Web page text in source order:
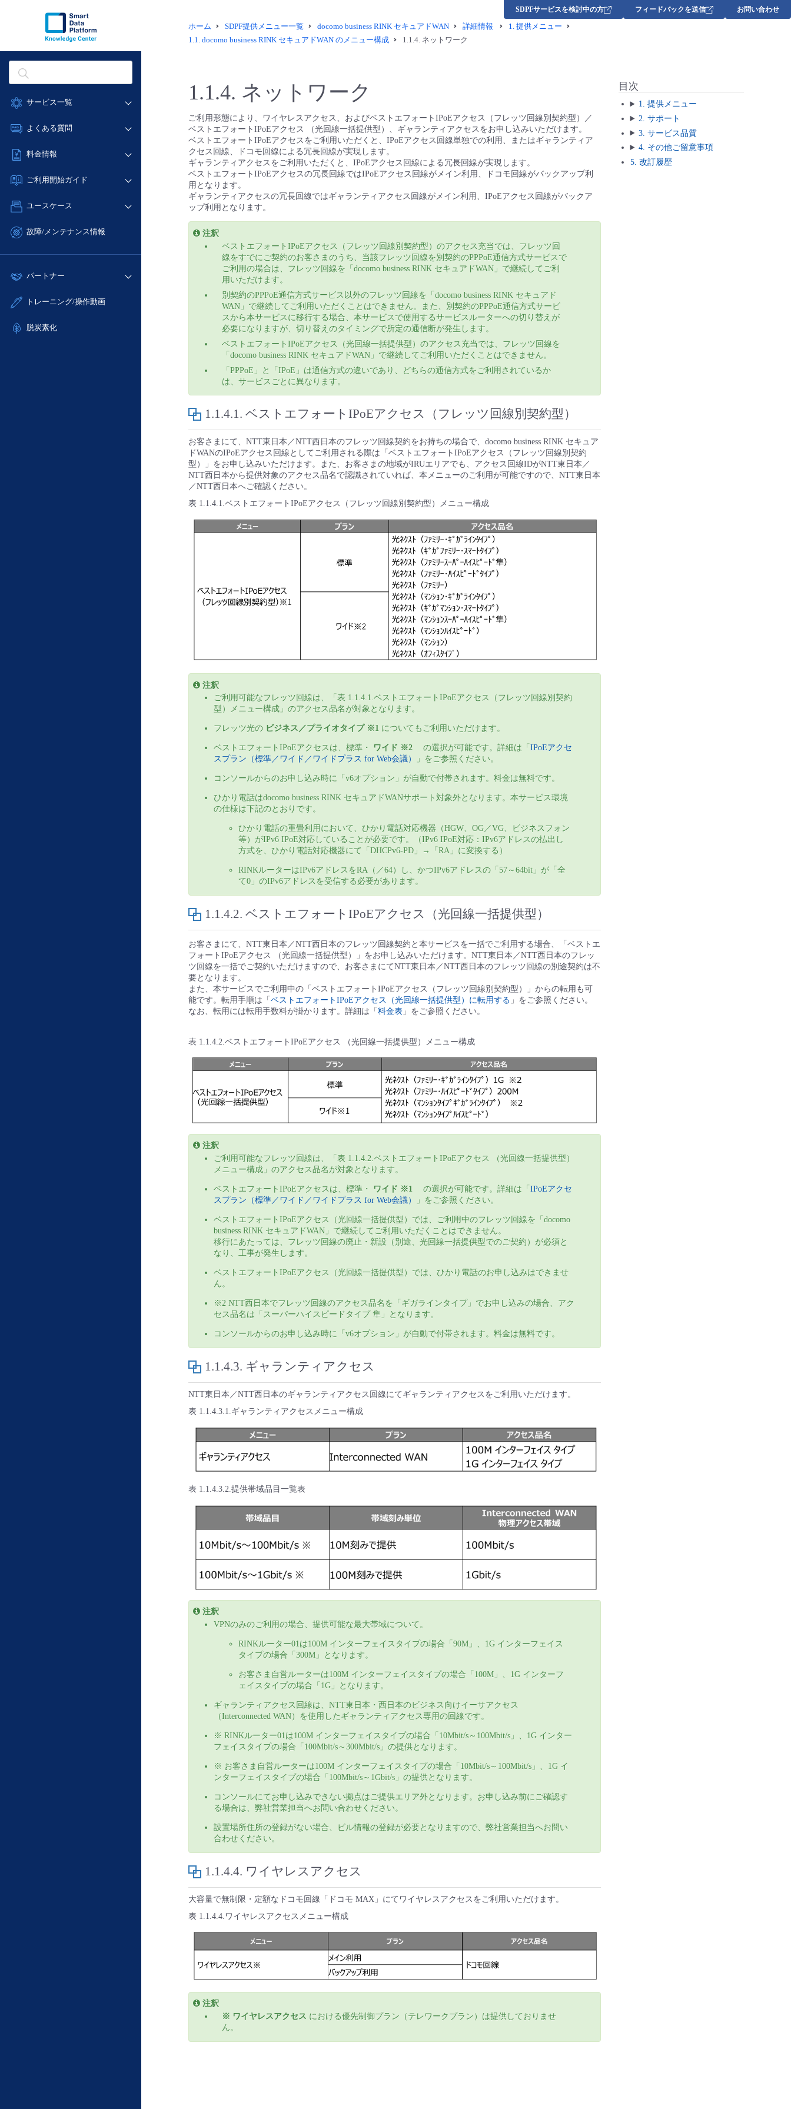
サービス一覧
データ利活用
ネットワーク
IoT
サポート
管理機能
よくある質問
データ利活用
ネットワーク
IoT
サポート
管理機能
すべてのメニューを見る
料金情報
料金シミュレーター
クラウド/サーバー
ネットワーク
サポート
すべてのメニューを見る
ご利用開始ガイド
■ 管理機能
- 初期設定・確認
- ユーザー機能の管理
- APIリファレンス
ユースケース
- バックアップ
- IoT
- ITインフラストラクチャー
故障/メンテナンス情報
サービス稼働状況
故障/メンテナンス履歴
定期メンテナンス
パートナー
販売パートナー向けプログラム
トレーニング/操作動画
脱炭素化
SDPFサービスを検討中の方 フィードバックを送信 お問い合わせ
ホーム SDPF提供メニュー一覧 docomo business RINK セキュアドWAN 詳細情報 1. 提供メニュー
1.1. docomo business RINK セキュアドWAN のメニュー構成 1.1.4. ネットワーク
1.1.4. ネットワーク
ご利用形態により、ワイヤレスアクセス、およびベストエフォートIPoEアクセス（フレッツ回線別契約型）／
ベストエフォートIPoEアクセス （光回線一括提供型）、ギャランティアクセスをお申し込みいただけます。
ベストエフォートIPoEアクセスをご利用いただくと、IPoEアクセス回線単独での利用、またはギャランティア
クセス回線、ドコモ回線による冗長回線が実現します。
ギャランティアクセスをご利用いただくと、IPoEアクセス回線による冗長回線が実現します。
ベストエフォートIPoEアクセスの冗長回線ではIPoEアクセス回線がメイン利用、ドコモ回線がバックアップ利
用となります。
ギャランティアクセスの冗長回線ではギャランティアクセス回線がメイン利用、IPoEアクセス回線がバックア
ップ利用となります。
注釈
ベストエフォートIPoEアクセス（フレッツ回線別契約型）のアクセス充当では、フレッツ回
線をすでにご契約のお客さまのうち、当該フレッツ回線を別契約のPPPoE通信方式サービスで
ご利用の場合は、フレッツ回線を「docomo business RINK セキュアドWAN」で継続してご利
用いただけます。
別契約のPPPoE通信方式サービス以外のフレッツ回線を「docomo business RINK セキュアド
WAN」で継続してご利用いただくことはできません。また、別契約のPPPoE通信方式サービ
スから本サービスに移行する場合、本サービスで使用するサービスルーターへの切り替えが
必要になりますが、切り替えのタイミングで所定の通信断が発生します。
ベストエフォートIPoEアクセス（光回線一括提供型）のアクセス充当では、フレッツ回線を
「docomo business RINK セキュアドWAN」で継続してご利用いただくことはできません。
「PPPoE」と「IPoE」は通信方式の違いであり、どちらの通信方式をご利用されているか
は、サービスごとに異なります。
1.1.4.1. ベストエフォートIPoEアクセス（フレッツ回線別契約型）
お客さまにて、NTT東日本／NTT西日本のフレッツ回線契約をお持ちの場合で、docomo business RINK セキュア
ドWANのIPoEアクセス回線としてご利用される際は「ベストエフォートIPoEアクセス（フレッツ回線別契約
型）」をお申し込みいただけます。また、お客さまの地域がIRUエリアでも、アクセス回線IDがNTT東日本／
NTT西日本から提供対象のアクセス品名で認識されていれば、本メニューのご利用が可能ですので、NTT東日本
／NTT西日本へご確認ください。
表 1.1.4.1.ベストエフォートIPoEアクセス（フレッツ回線別契約型）メニュー構成
注釈
ご利用可能なフレッツ回線は、「表 1.1.4.1.ベストエフォートIPoEアクセス（フレッツ回線別契約
型）メニュー構成」のアクセス品名が対象となります。
フレッツ光の ビジネス／プライオタイプ ※1 についてもご利用いただけます。
ベストエフォートIPoEアクセスは、標準・ ワイド ※2 の選択が可能です。詳細は「 IPoEアクセ
スプラン（標準／ワイド／ワイドプラス for Web会議）
」をご参照ください。
コンソールからのお申し込み時に「v6オプション」が自動で付帯されます。料金は無料です。
ひかり電話はdocomo business RINK セキュアドWANサポート対象外となります。本サービス環境
の仕様は下記のとおりです。
ひかり電話の重畳利用において、ひかり電話対応機器（HGW、OG／VG、ビジネスフォン
等）がIPv6 IPoE対応していることが必要です。（IPv6 IPoE対応：IPv6アドレスの払出し
方式を、ひかり電話対応機器にて「DHCPv6-PD」→「RA」に変換する）
RINKルーターはIPv6アドレスをRA（／64）し、かつIPv6アドレスの「57～64bit」が「全
て0」のIPv6アドレスを受信する必要があります。
1.1.4.2. ベストエフォートIPoEアクセス（光回線一括提供型）
お客さまにて、NTT東日本／NTT西日本のフレッツ回線契約と本サービスを一括でご利用する場合、「ベストエ
フォートIPoEアクセス （光回線一括提供型）」をお申し込みいただけます。NTT東日本／NTT西日本のフレッ
ツ回線を一括でご契約いただけますので、お客さまにてNTT東日本／NTT西日本のフレッツ回線の別途契約は不
要となります。
また、本サービスでご利用中の「ベストエフォートIPoEアクセス（フレッツ回線別契約型）」からの転用も可
能です。転用手順は「 ベストエフォートIPoEアクセス（光回線一括提供型）に転用する 」をご参照ください。
なお、転用には転用手数料が掛かります。詳細は「 料金表 」をご参照ください。
表 1.1.4.2.ベストエフォートIPoEアクセス （光回線一括提供型）メニュー構成
注釈
ご利用可能なフレッツ回線は、「表 1.1.4.2.ベストエフォートIPoEアクセス （光回線一括提供型）
メニュー構成」のアクセス品名が対象となります。
ベストエフォートIPoEアクセスは、標準・ ワイド ※1 の選択が可能です。詳細は「 IPoEアクセ
スプラン（標準／ワイド／ワイドプラス for Web会議）
」をご参照ください。
ベストエフォートIPoEアクセス（光回線一括提供型）では、ご利用中のフレッツ回線を「docomo
business RINK セキュアドWAN」で継続してご利用いただくことはできません。
移行にあたっては、フレッツ回線の廃止・新設（別途、光回線一括提供型でのご契約）が必須と
なり、工事が発生します。
ベストエフォートIPoEアクセス（光回線一括提供型）では、ひかり電話のお申し込みはできませ
ん。
※2 NTT西日本でフレッツ回線のアクセス品名を「ギガラインタイプ」でお申し込みの場合、アク
セス品名は「スーパーハイスピードタイプ 隼」となります。
コンソールからのお申し込み時に「v6オプション」が自動で付帯されます。料金は無料です。
1.1.4.3. ギャランティアクセス
NTT東日本／NTT西日本のギャランティアクセス回線にてギャランティアクセスをご利用いただけます。
表 1.1.4.3.1.ギャランティアクセスメニュー構成
表 1.1.4.3.2.提供帯域品目一覧表
注釈
VPNのみのご利用の場合、提供可能な最大帯域について。
RINKルーター01は100M インターフェイスタイプの場合「90M」、1G インターフェイス
タイプの場合「300M」となります。
お客さま自営ルーターは100M インターフェイスタイプの場合「100M」、1G インターフ
ェイスタイプの場合「1G」となります。
ギャランティアクセス回線は、NTT東日本・西日本のビジネス向けイーサアクセス
（Interconnected WAN）を使用したギャランティアクセス専用の回線です。
※ RINKルーター01は100M インターフェイスタイプの場合「10Mbit/s～100Mbit/s」、1G インター
フェイスタイプの場合「100Mbit/s～300Mbit/s」の提供となります。
※ お客さま自営ルーターは100M インターフェイスタイプの場合「10Mbit/s～100Mbit/s」、1G イ
ンターフェイスタイプの場合「100Mbit/s～1Gbit/s」の提供となります。
コンソールにてお申し込みできない拠点はご提供エリア外となります。お申し込み前にご確認す
る場合は、弊社営業担当へお問い合わせください。
設置場所住所の登録がない場合、ビル情報の登録が必要となりますので、弊社営業担当へお問い
合わせください。
1.1.4.4. ワイヤレスアクセス
大容量で無制限・定額なドコモ回線「ドコモ MAX」にてワイヤレスアクセスをご利用いただけます。
表 1.1.4.4.ワイヤレスアクセスメニュー構成
注釈
※ ワイヤレスアクセス における優先制御プラン（テレワークプラン）は提供しておりませ
ん。
目次
1. 提供メニュー
2. サポート
3. サービス品質
4. その他ご留意事項
5. 改訂履歴